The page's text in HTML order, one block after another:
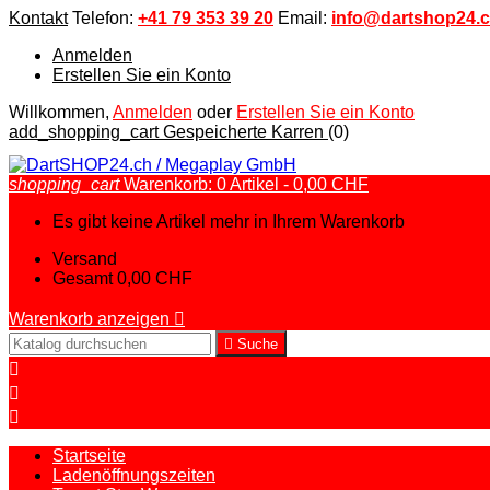
Kontakt Telefon: +41 79 353 39 20 Email:
Anmelden
Erstellen Sie ein Konto
Willkommen, Anmelden oder Erstellen Sie ein Konto
add_shopping_cartGespeicherte Karren (0)
shopping_cart Warenkorb: 0Artikel - 0,00 CHF
Es gibt keine Artikel mehr in Ihrem Warenkorb
Versand
Gesamt 0,00 CHF
Warenkorb anzeigen 
 Suche



Startseite
Ladenöffnungszeiten